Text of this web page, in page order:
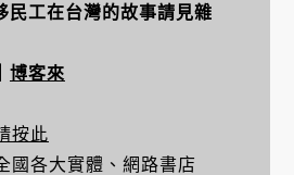
民工在台灣的故事請見雜
博客來
按此
國各大實體、網路書店